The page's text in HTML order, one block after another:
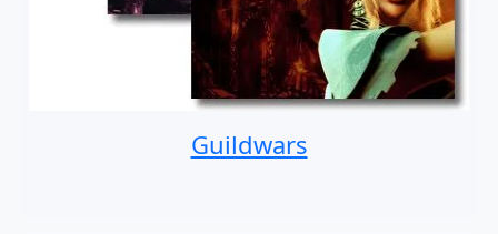
Guildwars